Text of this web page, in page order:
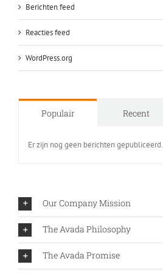
Berichten feed
Reacties feed
WordPress.org
Populair Recent
Er zijn nog geen berichten gepubliceerd.
Our Company Mission
The Avada Philosophy
The Avada Promise